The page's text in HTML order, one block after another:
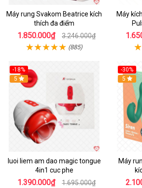
Máy rung Svakom Beatrice kích
thích đa điểm
1.850.000₫ 3.246.000₫
(885)
Máy
-18%
Hot
5
luoi liem am dao magic tongue
4in1 cuc phe
1.390.000₫ 1.695.000₫
-30%
Hot
5
Máy